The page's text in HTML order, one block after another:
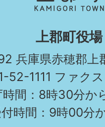
町
KAMIGORI
TOWN
上郡町役場
兵庫県赤穂郡上
52-1111 ファク
時間：8時30分か
時間：9時00分